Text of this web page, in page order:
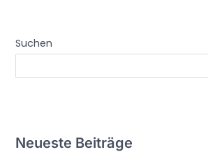
Suchen
Neueste Beiträge